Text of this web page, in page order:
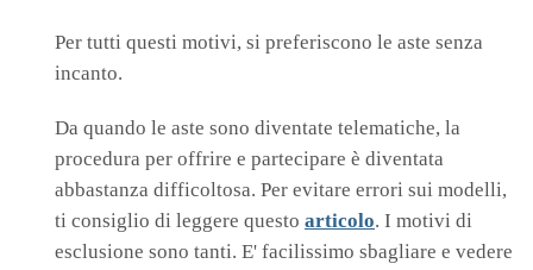
Per tutti questi motivi, si preferiscono le aste senza
incanto.
Da quando le aste sono diventate telematiche, la
procedura per offrire e partecipare è diventata
abbastanza difficoltosa. Per evitare errori sui modelli,
ti consiglio di leggere questo articolo. I motivi di
esclusione sono tanti. E' facilissimo sbagliare e vedere